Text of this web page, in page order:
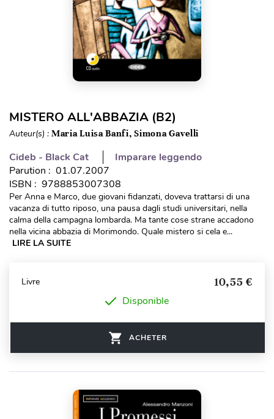
MISTERO ALL'ABBAZIA (B2)
Auteur(s) : Maria Luisa Banfi, Simona Gavelli
Cideb - Black Cat
Imparare leggendo
Parution : 01.07.2007
ISBN : 9788853007308
Per Anna e Marco, due giovani fidanzati, doveva trattarsi di una
vacanza di tutto riposo, una pausa dagli studi universitari, nella
calma della campagna lombarda. Ma tante cose strane accadono
nella vicina abbazia di Morimondo. Quale mistero si cela e...
LIRE LA SUITE
Livre 10,55 €
Disponible
ACHETER